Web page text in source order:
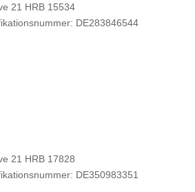
21 HRB 15534
DE283846544
21 HRB 17828
DE350983351